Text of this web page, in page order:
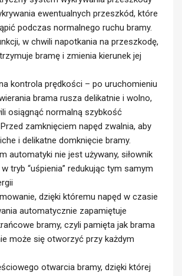
ewentualnych przeszkód, które
podczas normalnego ruchu bramy.
w chwili napotkania na przeszkodę,
bramę i zmienia kierunek jej
kontrola prędkości – po uruchomieniu
brama rusza delikatnie i wolno,
osiągnąć normalną szybkość
zamknięciem napęd zwalnia, aby
i delikatne domknięcie bramy.
automatyki nie jest używany, siłownik
tryb “uśpienia” redukując tym samym
dzięki któremu napęd w czasie
automatycznie zapamiętuje
bramy, czyli pamięta jak brama
może się otworzyć przy każdym
otwarcia bramy, dzięki której